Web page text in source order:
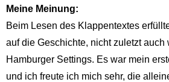
Meine Meinung:
Beim Lesen des Klappentextes
auf die Geschichte, nicht zuletzt auch
Hamburger Settings. Es war mein
und ich freute ich mich sehr, die